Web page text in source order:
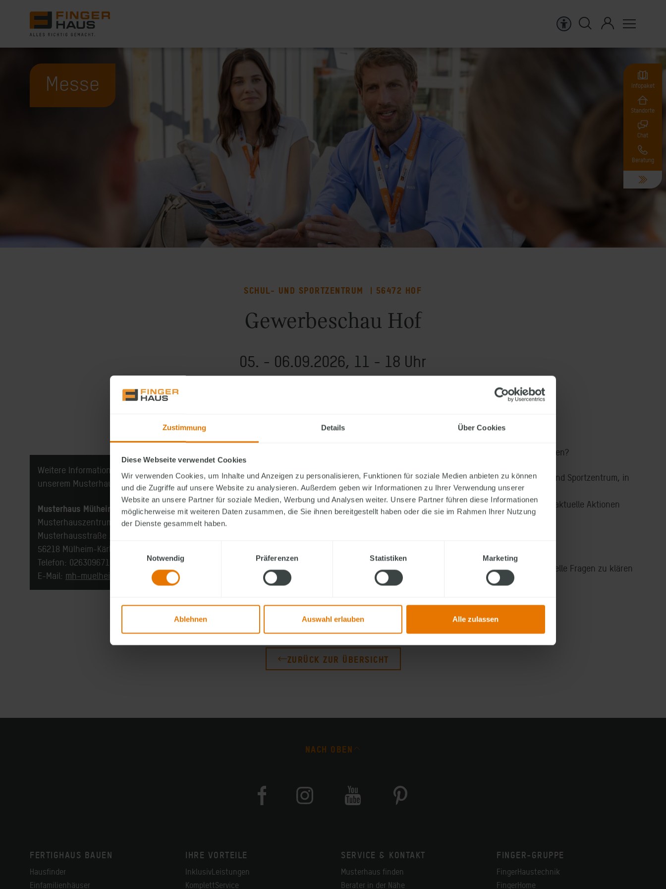
Zustimmung Details Über Cookies
Diese Webseite verwendet Cookies
Wir verwenden Cookies, um Inhalte und Anzeigen zu personalisieren, Funktionen für soziale Medien anbieten zu können
und die Zugriffe auf unsere Website zu analysieren. Außerdem geben wir Informationen zu Ihrer Verwendung unserer
Website an unsere Partner für soziale Medien, Werbung und Analysen weiter. Unsere Partner führen diese Informationen
möglicherweise mit weiteren Daten zusammen, die Sie ihnen bereitgestellt haben oder die sie im Rahmen Ihrer Nutzung
der Dienste gesammelt haben.
Einwilligungsauswahl
Notwendig
Präferenzen Statistiken Marketing
Ablehnen Auswahl erlauben Alle zulassen
Häuser
Bauweise
KARRIERE
Infopaket
Standorte
Chat
Beratung
Messe
Gewerbeschau Hof
SCHUL- UND SPORTZENTRUM | 56472 HOF
05. - 06.09.2026, 11 - 18 Uhr
Weitere Informationen erhalten Sie bei
unserem Musterhaus-Team:
Musterhaus Mülheim-Kärlich
Musterhauszentrum Mülheim-Kärlich
Musterhausstraße 119
56218 Mülheim-Kärlich
Telefon: 02630967147
E-Mail: mh-muelheim@fingerhaus.com
Sie interessieren sich für ein Finger-Haus und möchten sich persönlich beraten lassen?
Besuchen Sie uns am5. und 6. September 2026 auf derGewerbeschau beim Schul- und Sportzentrum, in
56472 Hof.
An unserem Messestand informieren wir Sie umfassend über unsere Hauskonzepte, aktuelle Aktionen
sowie Förder- und Finanzierungsmöglichkeiten.
Nutzen Sie die Gelegenheit, unsere Fachberater persönlich kennenzulernen, individuelle Fragen zu klären
und sich inspirieren zu lassen. Wir freuen uns auf Ihren Besuch in Hof.
ZURÜCK ZUR ÜBERSICHT
NACH OBEN
FERTIGHAUS BAUEN
Hausfinder
Einfamilienhäuser
IHRE VORTEILE
InklusivLeistungen
KomplettService
SERVICE & KONTAKT
Musterhaus finden
Berater in der Nähe
FINGER-GRUPPE
FingerHaustechnik
FingerHome